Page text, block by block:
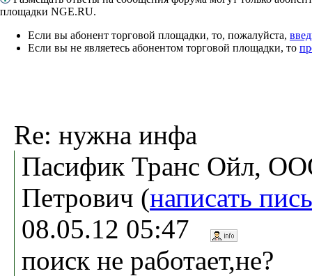
площадки NGE.RU.
Если вы абонент торговой площадки, то, пожалуйста,
Если вы не являетесь абонентом торговой площадки, то
Re: нужна инфа
Пасифик Транс Ойл,
Петрович (написать
08.05.12 05:47
поиск не работает,не?